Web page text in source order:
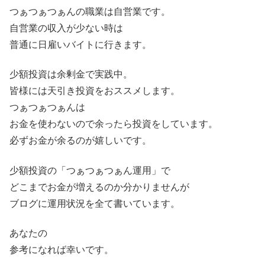
つぁつぁつぁんの職業は自営業です。
自営業の収入が少ない時は
普通に日雇いバイトに行きます。
少額投資は余剰金で実践中。
皆様には天引き投資をおススメします。
つぁつぁつぁんは
お金を使わないので余ったら投資をしています。
必ずお金が余るのが嬉しいです。
少額投資の「つぁつぁつぁん運用」で
どこまでお金が増えるのか分かりませんが
ブログに運用状況を全て書いています。
あなたの
参考になれば幸いです。